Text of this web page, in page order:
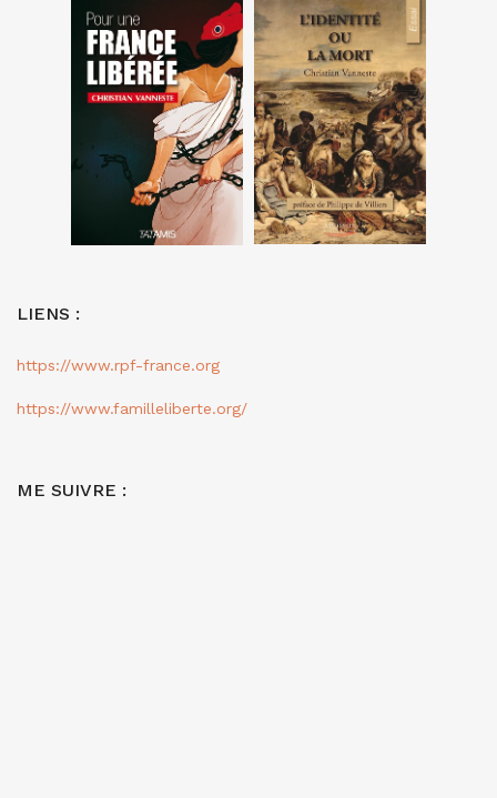
LIENS :
https://www.rpf-france.org
https://www.familleliberte.org/
ME SUIVRE :